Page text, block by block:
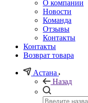
О компании
Новости
Команда
Отзывы
Контакты
Контакты
Возврат товара
Астана
Назад